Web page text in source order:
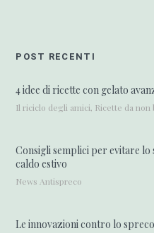
POST RECENTI
4 idee di ricette con gelato
Il riciclo degli amici, Ricette da non
Consigli semplici per evitare
caldo estivo
News Antispreco
Le innovazioni contro lo